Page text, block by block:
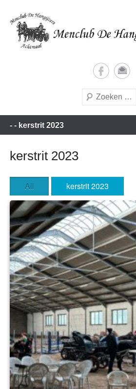
naar
inhoud
Menclub de
Zoeken
Hoofdmenu
- - kerstrit 2023
kerstrit 2023
All kerstrit 2023